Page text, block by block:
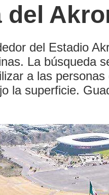
del
del Estadio
La búsqueda
a las
la superficie.